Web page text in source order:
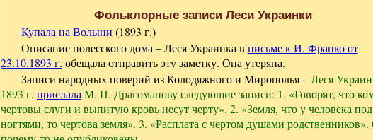
Фольклорные записи Леси Украинки
Купала на Волыни (1893 г.)
Описание полесского дома – Леся Украинка в письме к И. Франко от
23.10.1893 г. обещала отправить эту заметку. Она утеряна.
Записи народных поверий из Колодяжного и Мирополья –Леся
1893 г. прислала М. П. Драгоманову следующие записи: 1. «Говорят, что
чертовы слуги и выпитую кровь несут черту». 2. «Земля, что у человека под
ногтями, то чертова земля». 3. «Расплата с чертом душами